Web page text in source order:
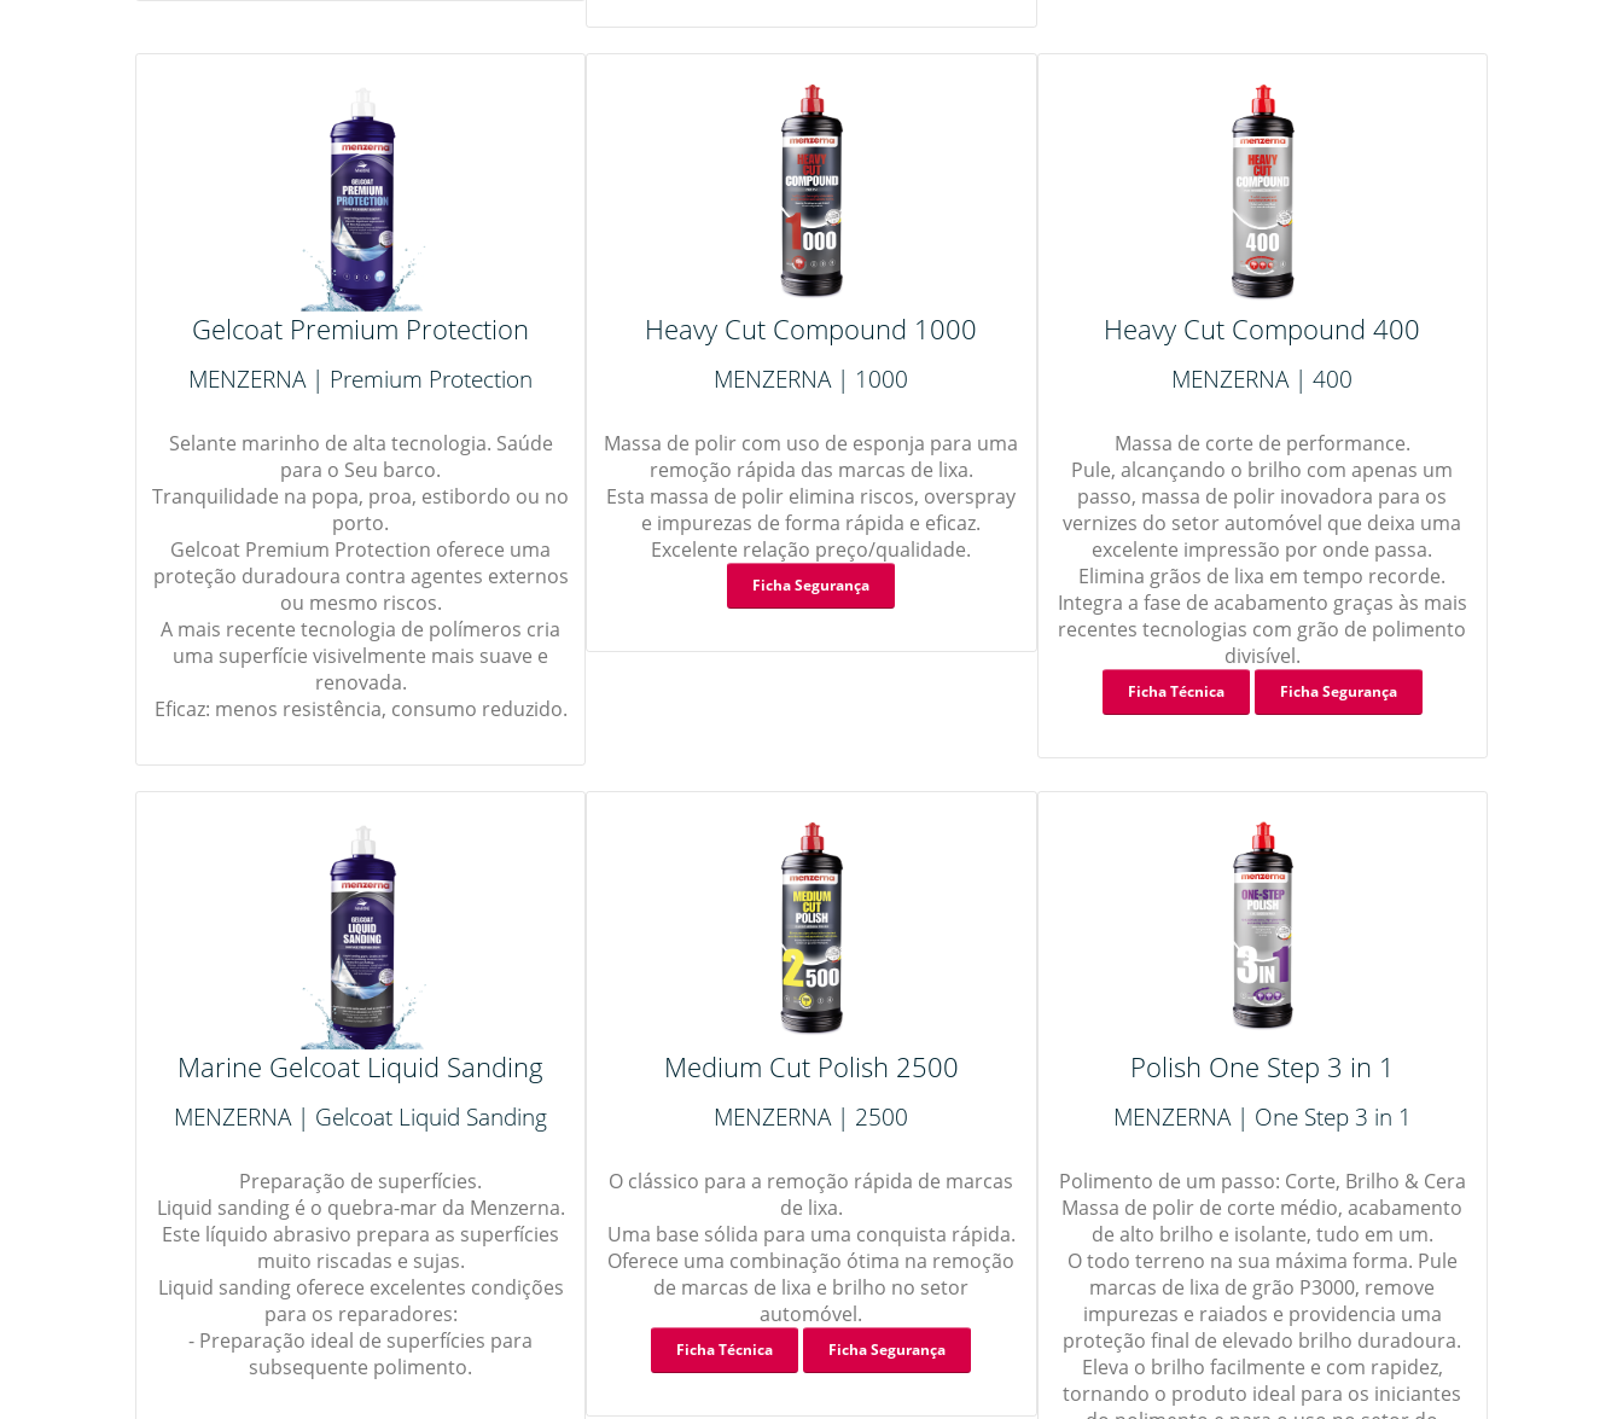
Gelcoat Premium Protection
MENZERNA | Premium Protection
Selante marinho de alta tecnologia. Saúde
para o Seu barco.
Tranquilidade na popa, proa, estibordo ou no
porto.
Gelcoat Premium Protection oferece uma
proteção duradoura contra agentes externos
ou mesmo riscos.
A mais recente tecnologia de polímeros cria
uma superfície visivelmente mais suave e
renovada.
Eficaz: menos resistência, consumo reduzido.
Heavy Cut Compound 1000
MENZERNA | 1000
Massa de polir com uso de esponja para uma
remoção rápida das marcas de lixa.
Esta massa de polir elimina riscos, overspray
e impurezas de forma rápida e eficaz.
Excelente relação preço/qualidade.
Ficha Segurança
Heavy Cut Compound 400
MENZERNA | 400
Massa de corte de performance.
Pule, alcançando o brilho com apenas um
passo, massa de polir inovadora para os
vernizes do setor automóvel que deixa uma
excelente impressão por onde passa.
Elimina grãos de lixa em tempo recorde.
Integra a fase de acabamento graças às mais
recentes tecnologias com grão de polimento
divisível.
Ficha Técnica Ficha Segurança
Marine Gelcoat Liquid Sanding
MENZERNA | Gelcoat Liquid Sanding
Preparação de superfícies.
Liquid sanding é o quebra-mar da Menzerna.
Este líquido abrasivo prepara as superfícies
muito riscadas e sujas.
Liquid sanding oferece excelentes condições
para os reparadores:
- Preparação ideal de superfícies para
subsequente polimento.
Medium Cut Polish 2500
MENZERNA | 2500
O clássico para a remoção rápida de marcas
de lixa.
Uma base sólida para uma conquista rápida.
Oferece uma combinação ótima na remoção
de marcas de lixa e brilho no setor
automóvel.
Ficha Técnica Ficha Segurança
Polish One Step 3 in 1
MENZERNA | One Step 3 in 1
Polimento de um passo: Corte, Brilho & Cera
Massa de polir de corte médio, acabamento
de alto brilho e isolante, tudo em um.
O todo terreno na sua máxima forma. Pule
marcas de lixa de grão P3000, remove
impurezas e raiados e providencia uma
proteção final de elevado brilho duradoura.
Eleva o brilho facilmente e com rapidez,
tornando o produto ideal para os iniciantes